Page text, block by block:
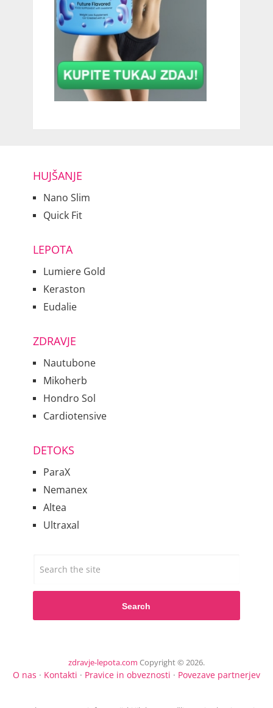
HUJŠANJE
Nano Slim
Quick Fit
LEPOTA
Lumiere Gold
Keraston
Eudalie
ZDRAVJE
Nautubone
Mikoherb
Hondro Sol
Cardiotensive
DETOKS
ParaX
Nemanex
Altea
Ultraxal
Search
zdravje-lepota.com Copyright © 2026.
O nas · Kontakti · Pravice in obveznosti · Povezave partnerjev